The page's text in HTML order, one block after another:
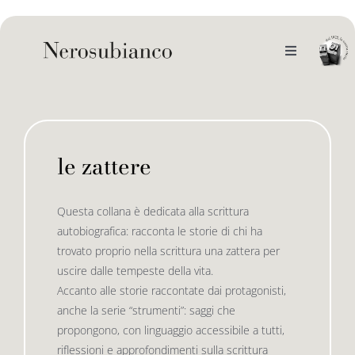
to
Toggle
il catalogo
le bandiere le bandiere in verticale
le drizze
e-book
le zattere
Questa collana è dedicata alla scrittura
autobiografica: racconta le storie di chi ha
trovato proprio nella scrittura una zattera per
uscire dalle tempeste della vita.
Accanto alle storie raccontate dai protagonisti,
anche la serie “strumenti”: saggi che
propongono, con linguaggio accessibile a tutti,
riflessioni e approfondimenti sulla scrittura